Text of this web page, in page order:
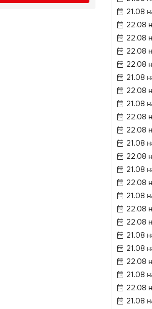
21.08
22.08
22.08
22.08
22.08
21.08
22.08
21.08
22.08
22.08
21.08
22.08
21.08
22.08
21.08
22.08
22.08
21.08
21.08
22.08
21.08
22.08
21.08